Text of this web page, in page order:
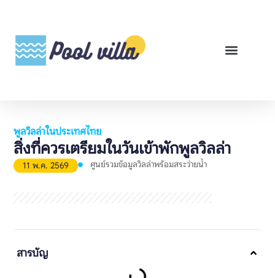
พูลวิลล่าในประเทศไทย
สิ่งที่ควรเตรียมในวันเข้าพักพูลวิลล่า
11 พ.ค. 2569 ศูนย์รวมข้อมูลวิลล่าพร้อมสระว่ายน้ำ
สารบัญ